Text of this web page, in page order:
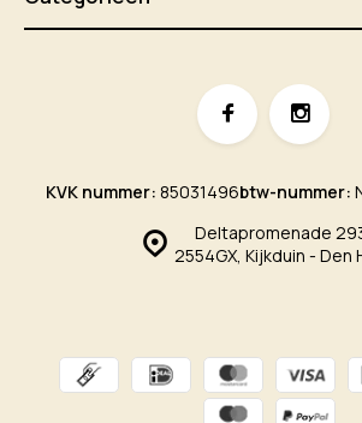
Deltapromenade
2554GX, Kijkduin - Den
KVK nummer: 85031496btw-nummer: